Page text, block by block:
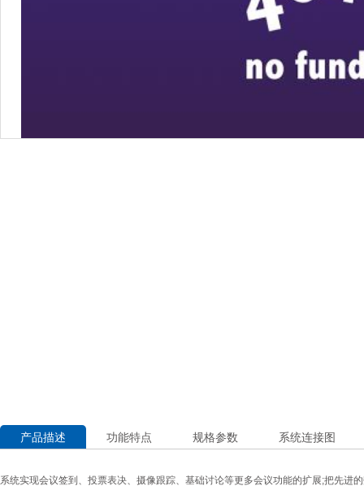
产品描述 功能特点 规格参数 系统连接图
系统实现会议签到、投票表决、摄像跟踪、基础讨论等更多会议功能的扩展;把先进